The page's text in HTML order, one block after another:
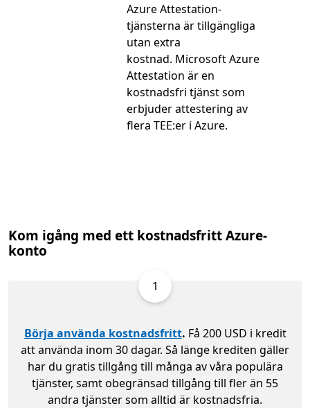
Azure Attestation-
tjänsterna är tillgängliga
utan extra
kostnad. Microsoft Azure
Attestation är en
kostnadsfri tjänst som
erbjuder attestering av
flera TEE:er i Azure.
Kom igång med ett kostnadsfritt Azure-
konto
1
Börja använda kostnadsfritt. Få 200 USD i kredit
att använda inom 30 dagar. Så länge krediten gäller
har du gratis tillgång till många av våra populära
tjänster, samt obegränsad tillgång till fler än 55
andra tjänster som alltid är kostnadsfria.